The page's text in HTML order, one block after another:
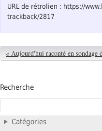
URL de rétrolien : https://
trackback/2817
« Aujourd'hui raconté en sondage
Recherche
Catégories